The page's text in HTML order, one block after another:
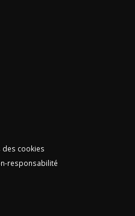
des cookies
responsabilité